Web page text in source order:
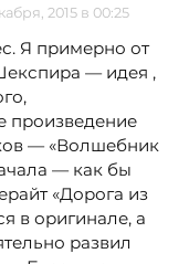
2015 в 00:25
Я примерно от
— идея ,
произведение
— «Волшебник
— как бы
«Дорога из
в оригинале, а
развил